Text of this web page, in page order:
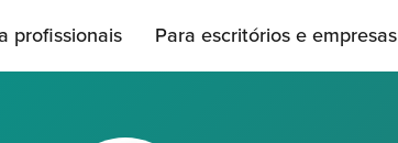
profissionais Para escritórios e empresas